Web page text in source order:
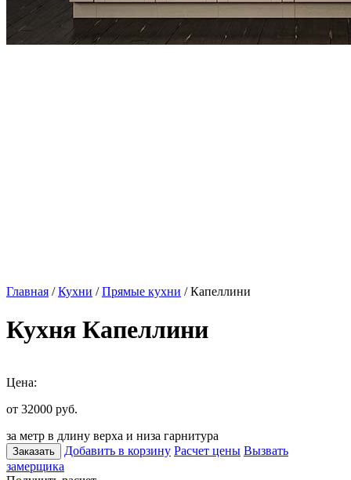
Главная /Кухни /Прямые кухни / Капеллини
Кухня Капеллини
Цена:
от 32000 руб.
за метр в длину верха и низа гарнитура
Заказать Добавить в корзину Расчет цены Вызвать
замерщика